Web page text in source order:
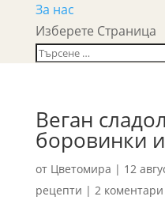
За нас
Изберете Страница
Веган
боровинки
от Цветомира | 12
рецепти | 2 коментари